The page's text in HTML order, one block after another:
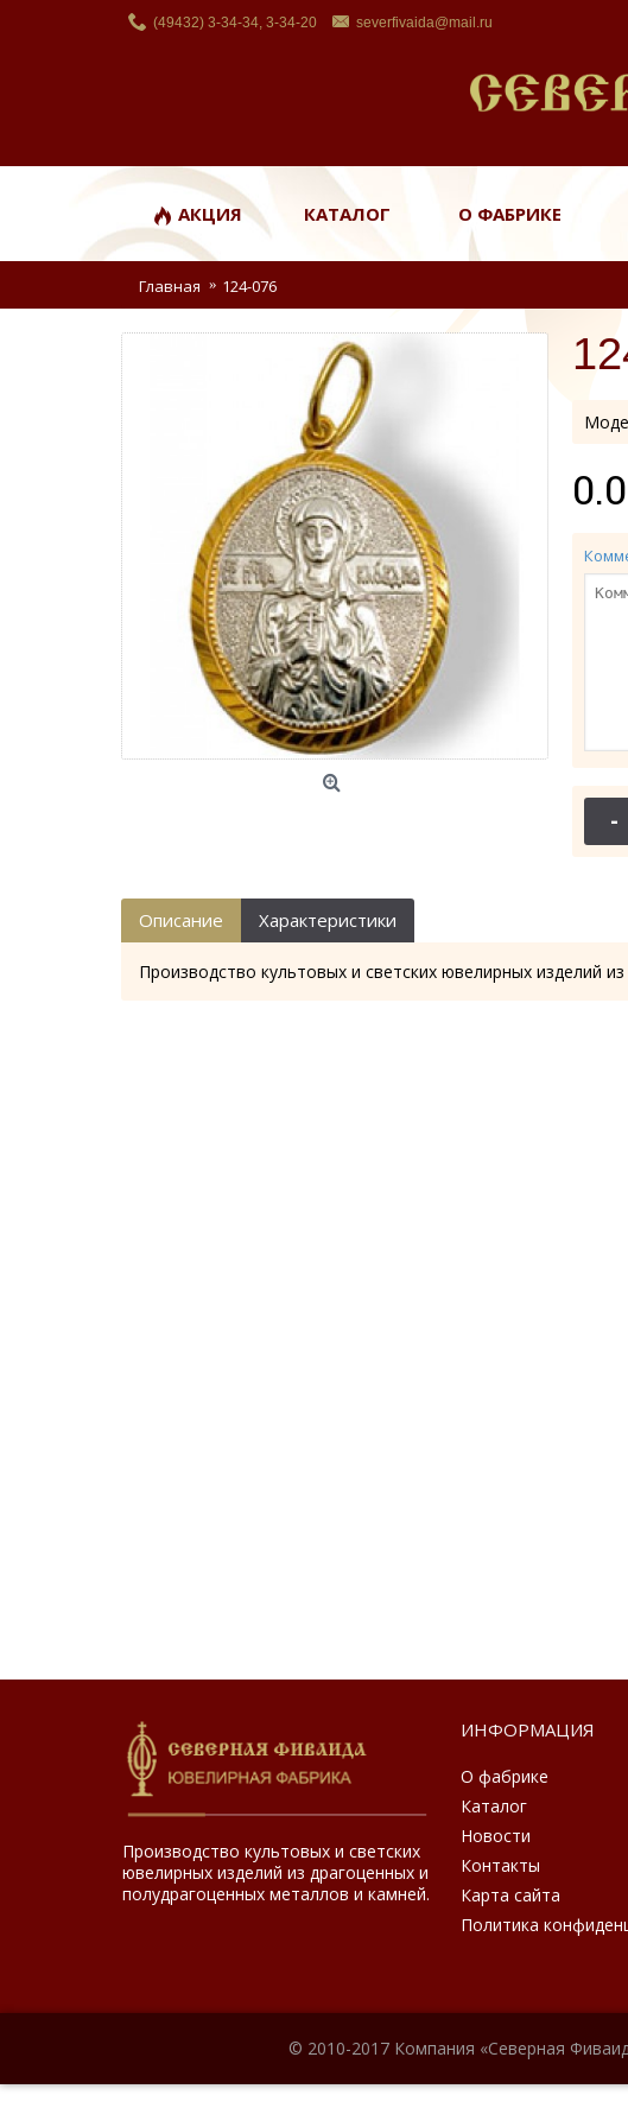
(49432) 3-34-34, 3-34-20 severfivaida@mail.ru
АКЦИЯ КАТАЛОГ О ФАБРИКЕ
Главная 124-076
-
Описание Характеристики
Производство культовых и светских ювелирных изделий
Производство культовых и светских
ювелирных изделий из драгоценных и
полудрагоценных металлов и камней.
ИНФОРМАЦИЯ
О фабрике
Каталог
Новости
Контакты
Карта сайта
Политика
© 2010-2017 Компания «Северная